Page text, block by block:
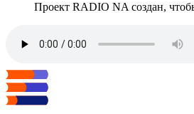
Проект RADIO NA создан,